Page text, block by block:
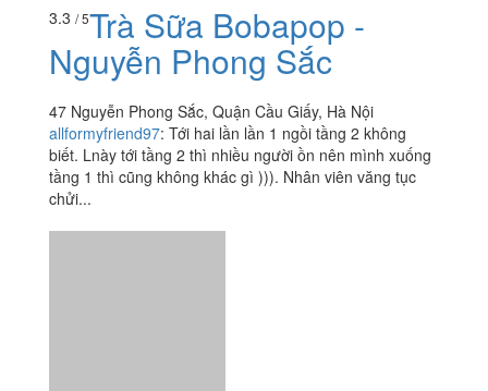
3.3 / 5Trà Sữa Bobapop -
Nguyễn Phong Sắc
47 Nguyễn Phong Sắc, Quận Cầu Giấy, Hà Nội
allformyfriend97: Tới hai lần lần 1 ngồi tầng 2 không
biết. Lnày tới tầng 2 thì nhiều người ồn nên mình xuống
tầng 1 thì cũng không khác gì ))). Nhân viên văng tục
chửi...